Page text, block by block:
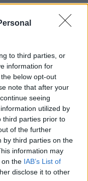
to third parties, or
information for
below opt-out
note that after your
seeing
utilized by
third parties prior to
of the further
by third parties on the
information may
on the IAB’s List of
disclose it to other
a perui
Lélegzetelállító
tragikus
aranya Juhász